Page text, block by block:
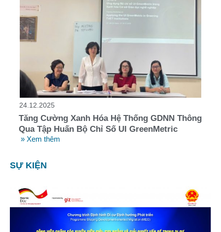
24.12.2025
Tăng Cường Xanh Hóa Hệ Thống GDNN Thông
Qua Tập Huấn Bộ Chỉ Số UI GreenMetric
» Xem thêm
SỰ KIỆN